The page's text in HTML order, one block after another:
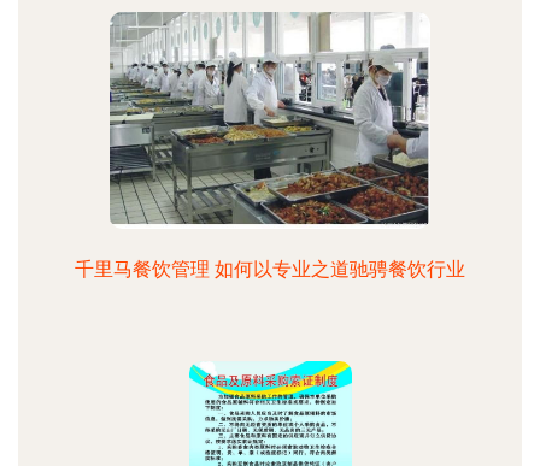
千里马餐饮管理 如何以专业之道驰骋餐饮行业